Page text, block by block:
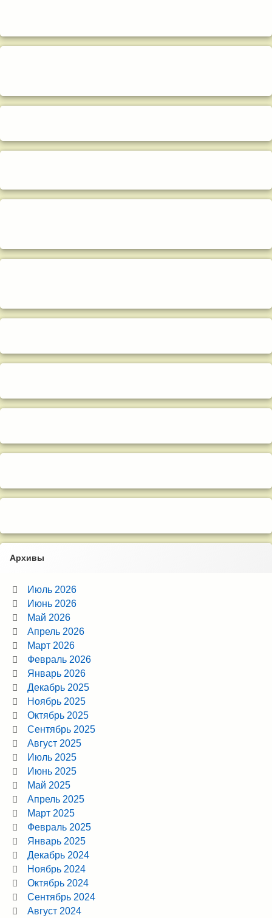
Архивы
Июль 2026
Июнь 2026
Май 2026
Апрель 2026
Март 2026
Февраль 2026
Январь 2026
Декабрь 2025
Ноябрь 2025
Октябрь 2025
Сентябрь 2025
Август 2025
Июль 2025
Июнь 2025
Май 2025
Апрель 2025
Март 2025
Февраль 2025
Январь 2025
Декабрь 2024
Ноябрь 2024
Октябрь 2024
Сентябрь 2024
Август 2024